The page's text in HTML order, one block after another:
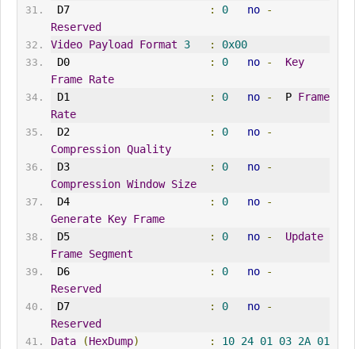
D7
: 0 no
-
Reserved
Video Payload Format 3 :
0x00
D0
: 0 no -
Key
Frame Rate
D1
: 0 no -
  P
Frame
Rate
D2
: 0 no
-
Compression Quality
D3
: 0 no
-
Compression Window Size
D4
: 0 no
-
Generate Key Frame
D5
: 0 no -
Update
Frame Segment
D6
: 0 no
-
Reserved
D7
: 0 no
-
Reserved
Data
(HexDump) : 10 24 01 03 2A 01